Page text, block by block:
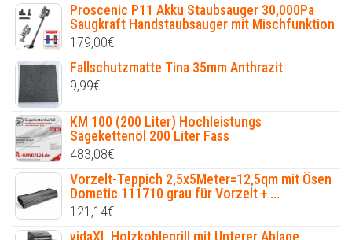
Proscenic P11 Akku Staubsauger 30,000Pa
Saugkraft Handstaubsauger mit Mischfunktion
179,00€
Fallschutzmatte Tina 35mm Anthrazit
9,99€
KM 100 (200 Liter) Hochleistungs
Sägekettenöl 200 Liter Fass
483,08€
Vorzelt-Teppich 2,5x5Meter=12,5qm mit Ösen
Dometic 111710 grau für Vorzelt + ...
121,14€
vidaXL Holzkohlegrill mit Unterer Ablage